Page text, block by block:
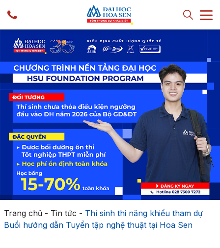
Trang chủ- Tin tức - Thí sinh thi năng khiếu tham dự
Buổi hướng dẫn Tuyển tập nghệ thuật tại Hoa Sen